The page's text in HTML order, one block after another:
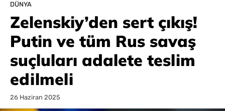
DÜNYA
Zelenskiy’den sert çıkış!
Putin ve tüm Rus savaş
suçluları adalete teslim
edilmeli
26 Haziran 2025